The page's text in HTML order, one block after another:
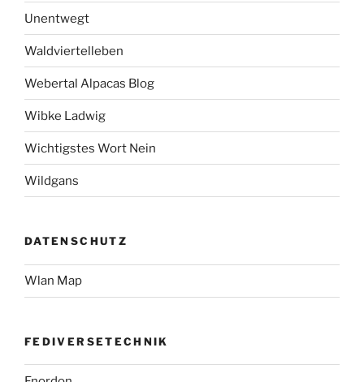
Unentwegt
Waldviertelleben
Webertal Alpacas Blog
Wibke Ladwig
Wichtigstes Wort Nein
Wildgans
DATENSCHUTZ
Wlan Map
FEDIVERSETECHNIK